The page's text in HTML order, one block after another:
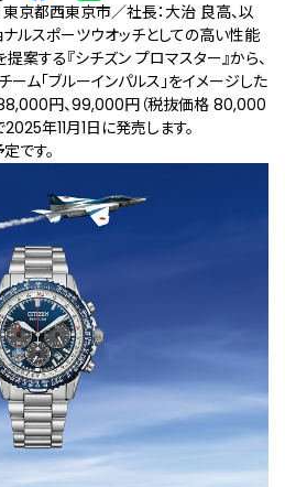
京都西東京市／社長：大治 良高、以
ナルスポーツウオッチとしての高い性能
提案する『シチズン プロマスター』から、
ム「ブルーインパルス」をイメージした
円、99,000円（税抜価格 80,000
年11月1日に発売します。
です。